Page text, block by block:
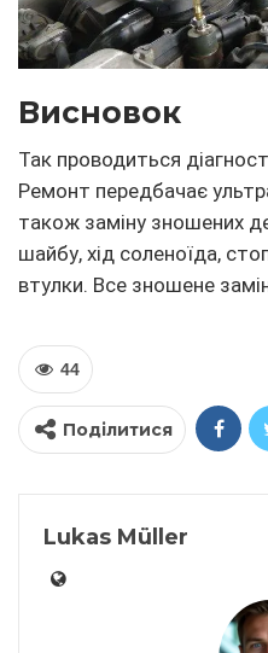
Висновок
Так проводиться
Ремонт передбачає
також заміну зношених
шайбу, хід соленоїда,
втулки. Все зношене
44
Поділитися
Lukas Müller